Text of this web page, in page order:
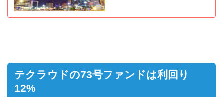
テクラウドの73号ファンドは利回り
12%